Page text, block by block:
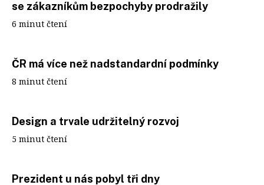
se zákazníkům bezpochyby prodražily
6 minut čtení
ČR má více než nadstandardní podmínky
8 minut čtení
Design a trvale udržitelný rozvoj
5 minut čtení
Prezident u nás pobyl tři dny